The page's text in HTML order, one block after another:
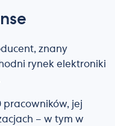
znany
rynek elektroniki
jej
– w tym w